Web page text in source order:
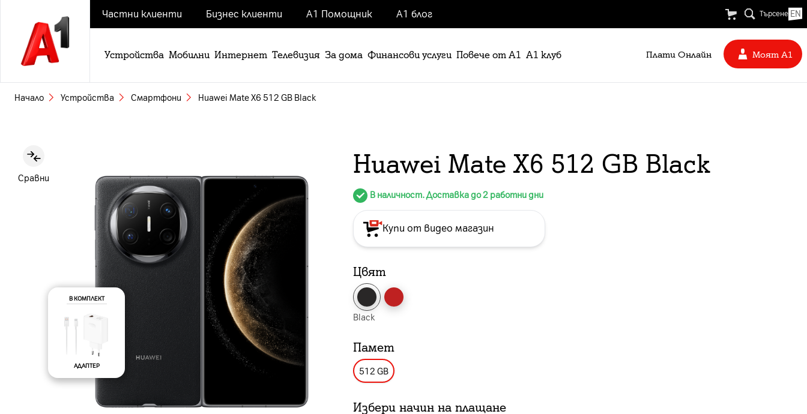
Частни клиенти Бизнес клиенти А1 Помощник А1 блог Търсене EN
Устройства Мобилни Интернет Телевизия За дома Финансови услуги Повече от А1 А1 клуб Плати Oнлайн Моят А1
Начало Устройства Смартфони Huawei Mate X6 512 GB Black
Сравни
В КОМПЛЕКТ
АДАПТЕР
Huawei Mate X6 512 GB Black
В наличност. Доставка до 2 работни дни
Купи от видео магазин
Цвят
Black
Памет
512 GB
Избери начин на плащане